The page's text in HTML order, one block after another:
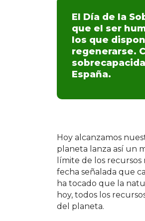
El Día de la
que el ser
los que
regenerarse.
España.
Hoy alcanzamos
planeta lanza así un
límite de los
fecha señalada que
ha tocado que la
hoy, todos los
del planeta.